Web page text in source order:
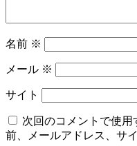
名前 ※
メール ※
サイト
次回のコメントで使
前、メールアドレス、サ